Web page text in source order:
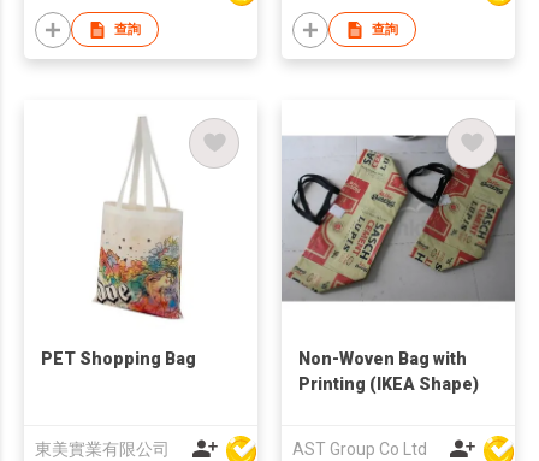
查詢 查詢
PET Shopping Bag
東美實業有限公司
Non-Woven Bag with
Printing (IKEA Shape)
AST Group Co Ltd